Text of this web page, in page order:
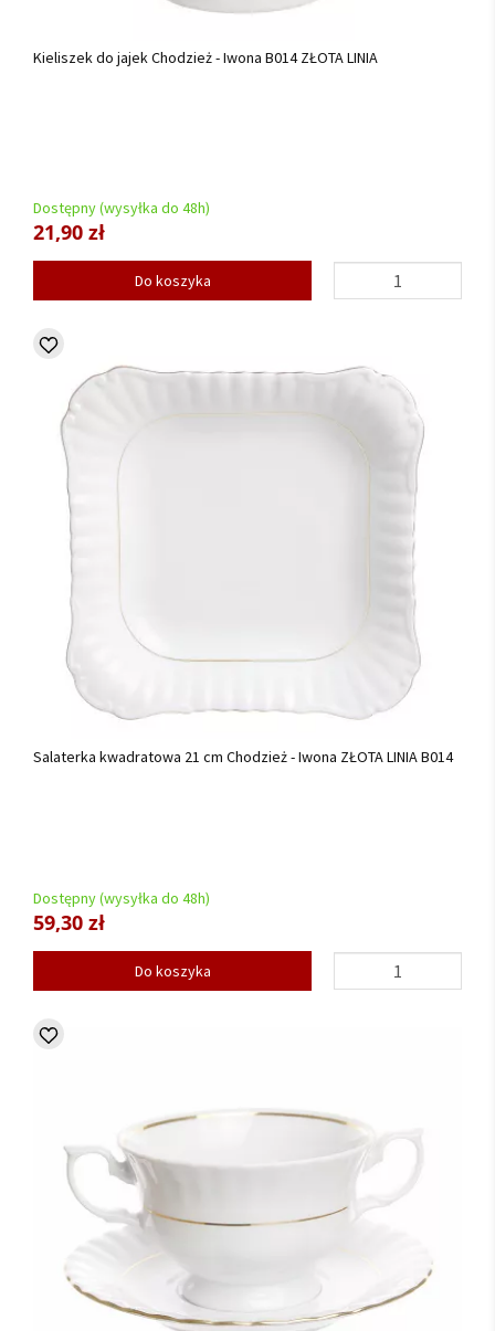
Kieliszek do jajek Chodzież - Iwona B014 ZŁOTA LINIA
Dostępny (wysyłka do 48h)
21,90 zł
Do koszyka
Salaterka kwadratowa 21 cm Chodzież - Iwona ZŁOTA LINIA B014
Dostępny (wysyłka do 48h)
59,30 zł
Do koszyka